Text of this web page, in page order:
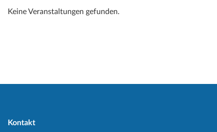
Keine Veranstaltungen gefunden.
Kontakt